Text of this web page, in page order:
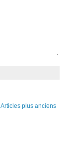
.
Articles plus anciens